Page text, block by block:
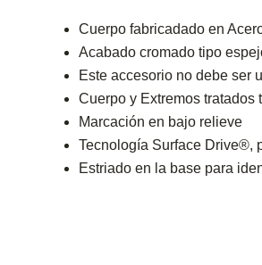
Cuerpo fabricadado en
Acabado cromado tipo
Este accesorio no debe ser
Cuerpo y Extremos tratados
Marcación en bajo relieve
Tecnología Surface Drive®,
Estriado en la base para